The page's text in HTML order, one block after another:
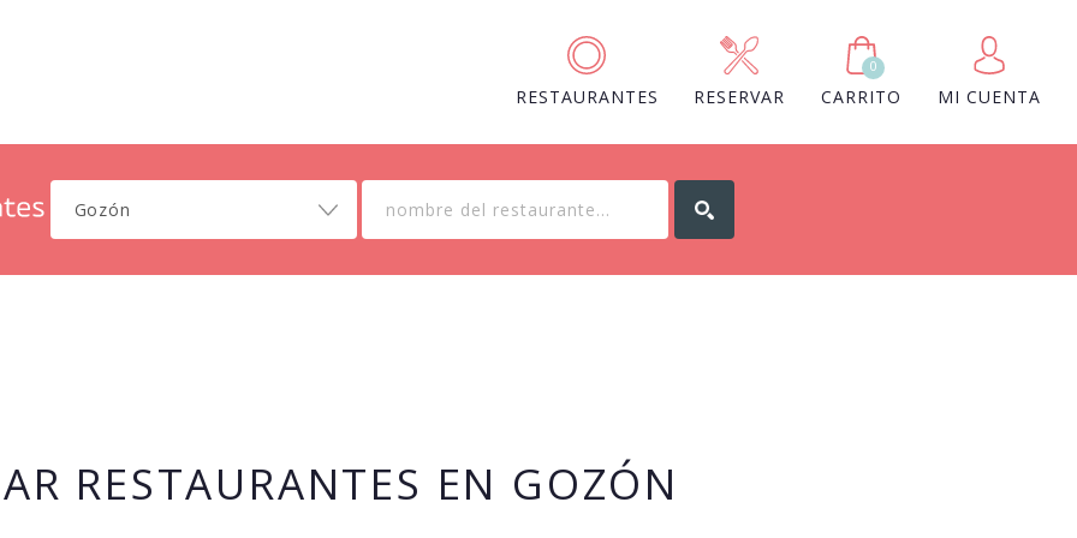
RESTAURANTES RESERVAR
0
CARRITO MI CUENTA
Gozón
RESTAURANTES EN GOZÓN